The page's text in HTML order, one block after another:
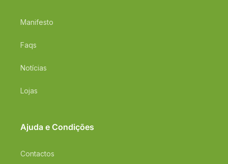
Manifesto
Faqs
Notícias
Lojas
Ajuda e Condições
Contactos